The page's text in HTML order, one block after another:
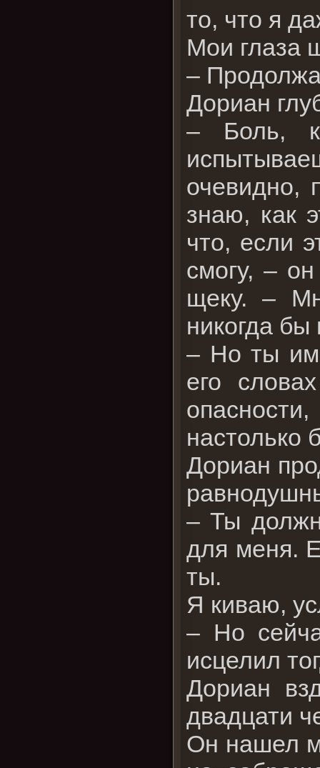
то, что я
Мои глаза
–
Дориан
– Боль,
очевидно,
знаю, как
что, если
смогу, –
щеку. –
никогда бы
– Но ты
его
настолько
Дориан
– Ты
для меня.
ты.
Я киваю,
– Но
исцелил
Дориан
двадцати
Он нашел